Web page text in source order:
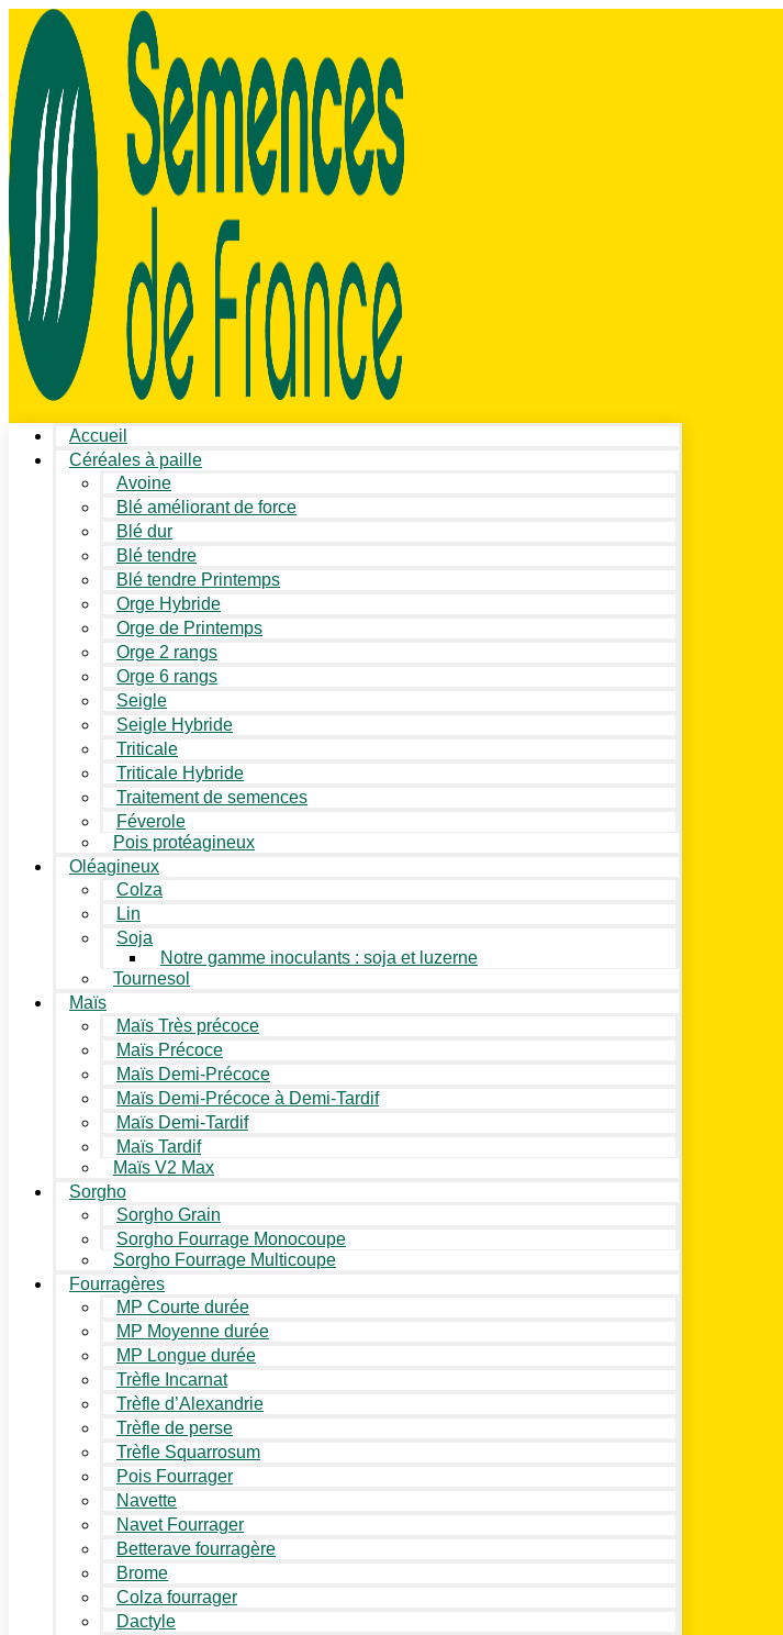
Accueil
Céréales à paille
Avoine
Blé améliorant de force
Blé dur
Blé tendre
Blé tendre Printemps
Orge Hybride
Orge de Printemps
Orge 2 rangs
Orge 6 rangs
Seigle
Seigle Hybride
Triticale
Triticale Hybride
Traitement de semences
Féverole
Pois protéagineux
Oléagineux
Colza
Lin
Soja
Notre gamme inoculants : soja et luzerne
Tournesol
Maïs
Maïs Très précoce
Maïs Précoce
Maïs Demi-Précoce
Maïs Demi-Précoce à Demi-Tardif
Maïs Demi-Tardif
Maïs Tardif
Maïs V2 Max
Sorgho
Sorgho Grain
Sorgho Fourrage Monocoupe
Sorgho Fourrage Multicoupe
Fourragères
MP Courte durée
MP Moyenne durée
MP Longue durée
Trèfle Incarnat
Trèfle d’Alexandrie
Trèfle de perse
Trèfle Squarrosum
Pois Fourrager
Navette
Navet Fourrager
Betterave fourragère
Brome
Colza fourrager
Dactyle